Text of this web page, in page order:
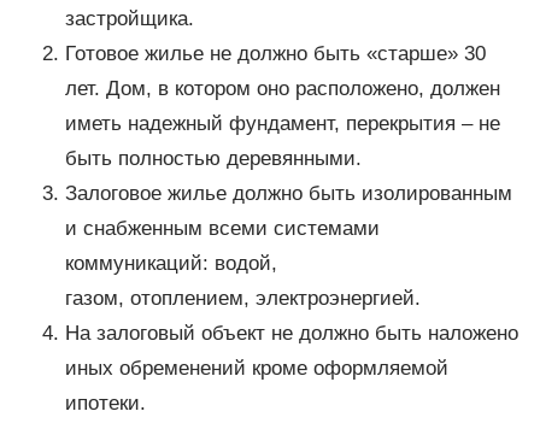
застройщика.
Готовое жилье не должно быть «старше» 30
лет. Дом, в котором оно расположено, должен
иметь надежный фундамент, перекрытия – не
быть полностью деревянными.
Залоговое жилье должно быть изолированным
и снабженным всеми системами
коммуникаций: водой,
газом, отоплением, электроэнергией.
На залоговый объект не должно быть наложено
иных обременений кроме оформляемой
ипотеки.